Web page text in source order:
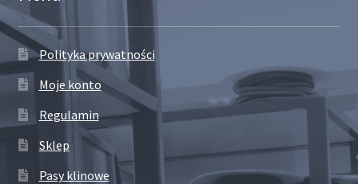
Polityka prywatności
Moje konto
Regulamin
Sklep
Pasy klinowe